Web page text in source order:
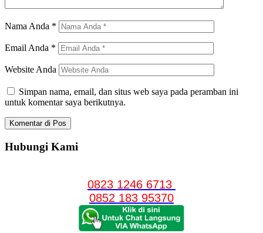
Nama Anda *
Email Anda *
Website Anda
Simpan nama, email, dan situs web saya pada peramban ini
untuk komentar saya berikutnya.
Hubungi Kami
0823 1246 6713
0852 183 95370